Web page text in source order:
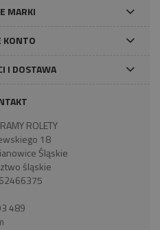
MARKI
KONTO
I DOSTAWA
ROLETY
18
Śląskie
śląskie
489